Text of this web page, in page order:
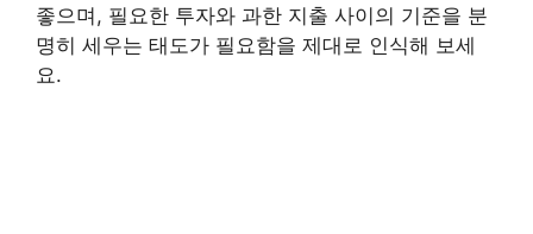
좋으며, 필요한 투자와 과한 지출 사이의 기준을 분
명히 세우는 태도가 필요함을 제대로 인식해 보세
요.